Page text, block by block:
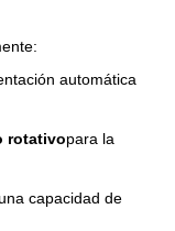
automática
rotativopara la
capacidad de